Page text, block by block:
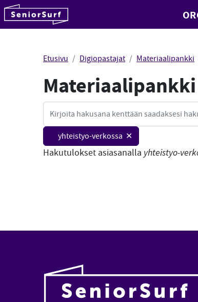
Hyppää sisältöön
Etusivu Digiopastajat Materiaalipankki
Haku
yhteistyo-verkossa ✕
Hakutulokset asiasanalla yhteistyo-